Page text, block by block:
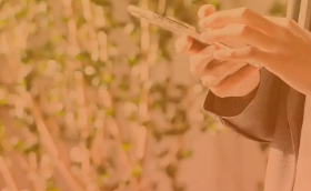
ウ
ト
就
活
第二新卒・転職の方
チアキャリアと